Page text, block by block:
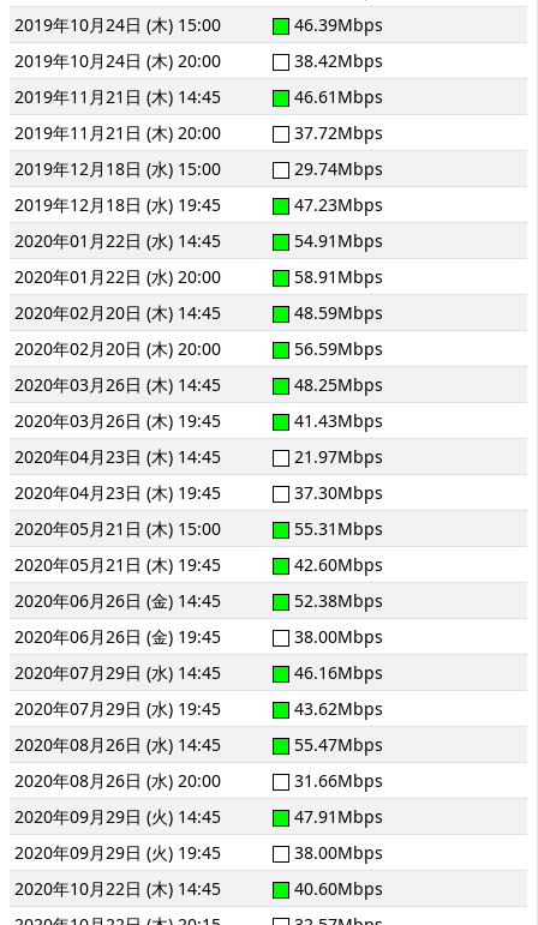
2019年10月24日 (木) 15:00
46.39Mbps
2019年10月24日 (木) 20:00
38.42Mbps
2019年11月21日 (木) 14:45
46.61Mbps
2019年11月21日 (木) 20:00
37.72Mbps
2019年12月18日 (水) 15:00
29.74Mbps
2019年12月18日 (水) 19:45
47.23Mbps
2020年01月22日 (水) 14:45
54.91Mbps
2020年01月22日 (水) 20:00
58.91Mbps
2020年02月20日 (木) 14:45
48.59Mbps
2020年02月20日 (木) 20:00
56.59Mbps
2020年03月26日 (木) 14:45
48.25Mbps
2020年03月26日 (木) 19:45
41.43Mbps
2020年04月23日 (木) 14:45
21.97Mbps
2020年04月23日 (木) 19:45
37.30Mbps
2020年05月21日 (木) 15:00
55.31Mbps
2020年05月21日 (木) 19:45
42.60Mbps
2020年06月26日 (金) 14:45
52.38Mbps
2020年06月26日 (金) 19:45
38.00Mbps
2020年07月29日 (水) 14:45
46.16Mbps
2020年07月29日 (水) 19:45
43.62Mbps
2020年08月26日 (水) 14:45
55.47Mbps
2020年08月26日 (水) 20:00
31.66Mbps
2020年09月29日 (火) 14:45
47.91Mbps
2020年09月29日 (火) 19:45
38.00Mbps
2020年10月22日 (木) 14:45
40.60Mbps